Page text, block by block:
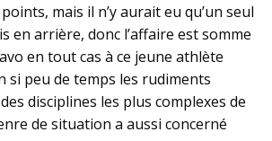
mais il n’y aurait eu qu’un seul
en arrière, donc l’affaire est somme
en tout cas à ce jeune athlète
si peu de temps les rudiments
disciplines les plus complexes de
de situation a aussi concerné